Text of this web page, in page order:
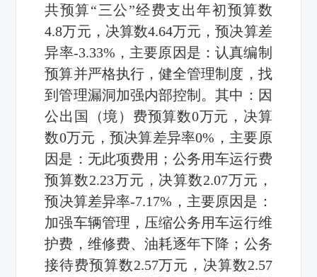
共预算“三公”经费支出年初预算数
4.8万元，决算数4.64万元，预决算差
异率-3.33% ，主要原因是：认真编制
预算并严格执行，健全管理制度，找
到管理漏洞加强内部控制 。其中：因
公出国（境）费预算数0万元，决算
数0万元，预决算差异率0% ，主要原
因是：无此项费用；公务用车运行费
预算数2.23万元，决算数2.07万元，
预决算差异率-7.17% ，主要原因是：
加强车辆管理，压缩公务用车运行维
护费，维修费、油耗逐年下降；公务
接待费预算数2.57万元， 决算数2.57